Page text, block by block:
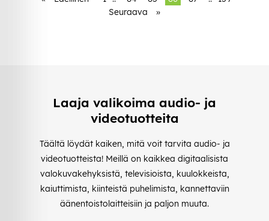
Seuraava
»
Laaja valikoima audio- ja
videotuotteita
Täältä löydät kaiken, mitä voit tarvita audio- ja
videotuotteista! Meillä on kaikkea digitaalisista
valokuvakehyksistä, televisioista, kuulokkeista,
kaiuttimista, kiinteistä puhelimista, kannettaviin
äänentoistolaitteisiin ja paljon muuta.